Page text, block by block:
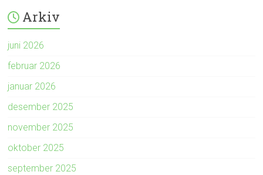
Arkiv
juni 2026
februar 2026
januar 2026
desember 2025
november 2025
oktober 2025
september 2025